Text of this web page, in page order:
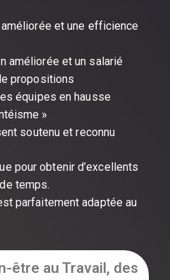
et une efficience
améliorée et un salarié
propositions
équipes en hausse
»
soutenu et reconnu
pour obtenir d’excellents
temps.
parfaitement adaptée au
être au Travail, des